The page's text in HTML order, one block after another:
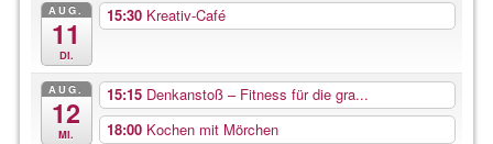
AUG.
11
Di.
15:30 Kreativ-Café
AUG.
12
Mi.
15:15 Denkanstoß – Fitness für die gra...
18:00 Kochen mit Mörchen